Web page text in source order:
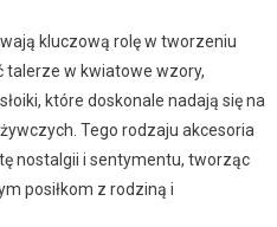
kluczową rolę w tworzeniu
talerze w kwiatowe wzory,
które doskonale nadają się na
Tego rodzaju akcesoria
nostalgii i sentymentu, tworząc
posiłkom z rodziną i